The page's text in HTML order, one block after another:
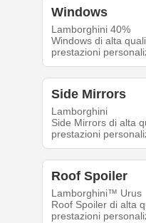
Windows
Lamborghini 40%
Windows di alta
prestazioni
Side Mirrors
Lamborghini
Side Mirrors di alta
prestazioni
Roof Spoiler
Lamborghini™ Urus
Roof Spoiler di alta
prestazioni